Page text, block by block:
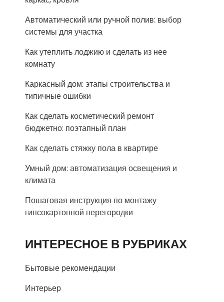
Автоматический или ручной полив: выбор
системы для участка
Как утеплить лоджию и сделать из нее
комнату
Каркасный дом: этапы строительства и
типичные ошибки
Как сделать косметический ремонт
бюджетно: поэтапный план
Как сделать стяжку пола в квартире
Умный дом: автоматизация освещения и
климата
Пошаговая инструкция по монтажу
гипсокартонной перегородки
ИНТЕРЕСНОЕ В РУБРИКАХ
Бытовые рекомендации
Интерьер